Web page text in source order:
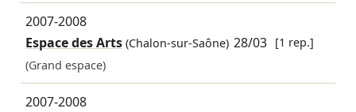
2007-2008
Espace des Arts(Chalon-sur-Saône) 28/03 [1 rep.]
(Grand espace)
2007-2008